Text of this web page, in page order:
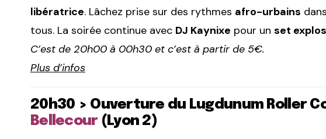
libératrice. Lâchez prise sur des rythmes afro-urbains
tous. La soirée continue avec DJ Kaynixe pour un set
C’est de 20h00 à 00h30 et c’est à partir de 5€.
Plus d’infos
20h30 > Ouverture du Lugdunum Roller
Bellecour(Lyon 2)